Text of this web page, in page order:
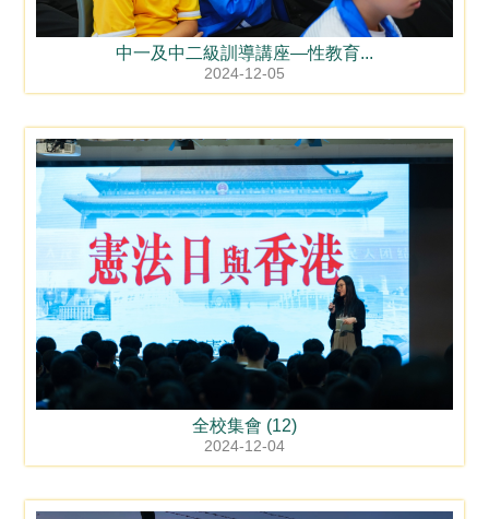
中一及中二級訓導講座—性教育...
2024-12-05
全校集會 (12)
2024-12-04